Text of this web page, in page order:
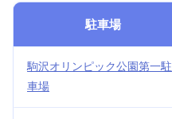
駐車場
駒沢オリンピック公園第一駐
車場